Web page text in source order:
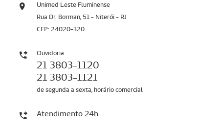
Unimed Leste Fluminense
Rua Dr. Borman, 51 - Niterói - RJ
CEP: 24020-320
Ouvidoria
21 3803-1120
21 3803-1121
de segunda a sexta, horário comercial
Atendimento 24h